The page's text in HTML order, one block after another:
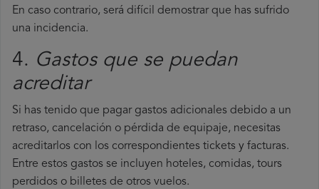
En caso contrario, será difícil demostrar que has sufrido
una incidencia.
4. Gastos que se puedan
acreditar
Si has tenido que pagar gastos adicionales debido a un
retraso, cancelación o pérdida de equipaje, necesitas
acreditarlos con los correspondientes tickets y facturas.
Entre estos gastos se incluyen hoteles, comidas, tours
perdidos o billetes de otros vuelos.